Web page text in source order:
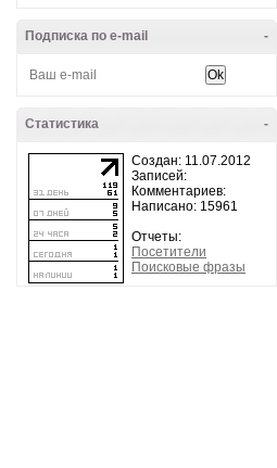
-
Подписка по e-mail
-
Статистика
Создан: 11.07.2012
Записей:
Комментариев:
Написано: 15961
Отчеты:
Посетители
Поисковые фразы